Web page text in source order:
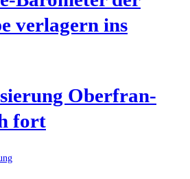
ver­la­gern ins
Ober­fran­
fort